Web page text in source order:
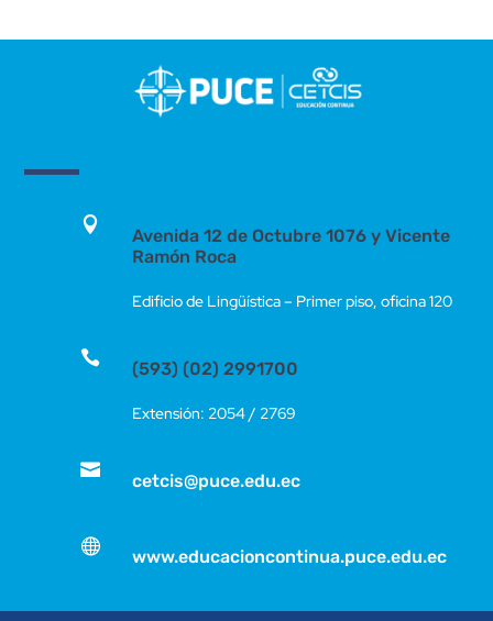

Avenida 12 de Octubre 1076 y Vicente
Ramón Roca
Edificio de Lingüística – Primer piso, oficina 120

(593) (02) 2991700
Extensión: 2054 / 2769

cetcis@puce.edu.ec

www.educacioncontinua.puce.edu.ec